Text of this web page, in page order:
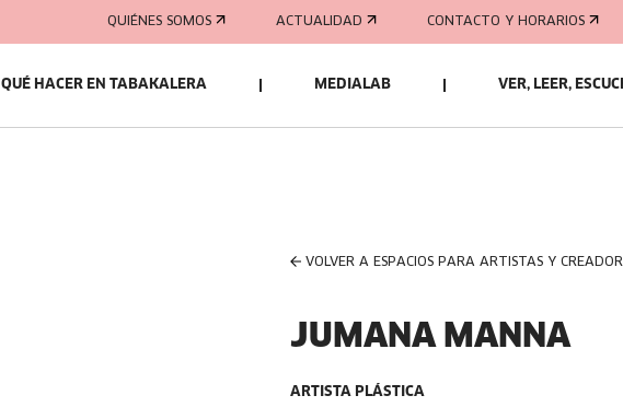
QUIÉNES SOMOS ACTUALIDAD CONTACTO Y HORARIOS
QUÉ HACER EN TABAKALERA MEDIALAB VER, LEER,
VOLVER A ESPACIOS PARA ARTISTAS Y
JUMANA MANNA
ARTISTA PLÁSTICA